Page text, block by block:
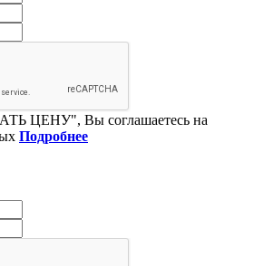
ЦЕНУ", Вы соглашаетесь на
Подробнее